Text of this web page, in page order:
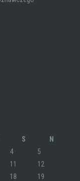
S
N
4
5
11
12
18
19